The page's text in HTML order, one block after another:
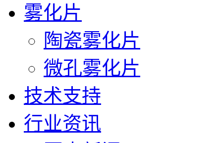
雾化片
陶瓷雾化片
微孔雾化片
技术支持
行业资讯